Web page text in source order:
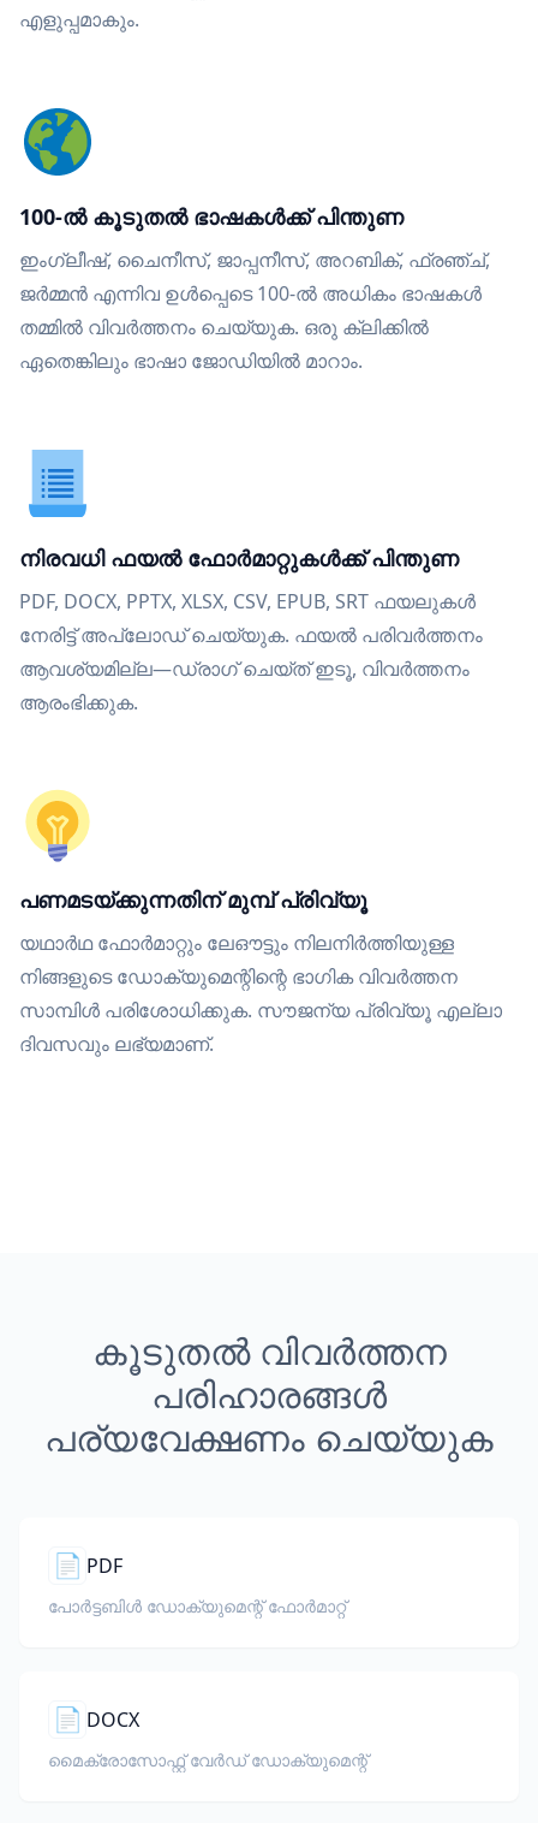
എളുപ്പമാകും.
100-ൽ കൂടുതൽ ഭാഷകൾക്ക് പിന്തുണ
ഇംഗ്ലീഷ്, ചൈനീസ്, ജാപ്പനീസ്, അറബിക്, ഫ്രഞ്ച്,
ജർമ്മൻ എന്നിവ ഉൾപ്പെടെ 100-ൽ അധികം ഭാഷകൾ
തമ്മിൽ വിവർത്തനം ചെയ്യുക. ഒരു ക്ലിക്കിൽ
ഏതെങ്കിലും ഭാഷാ ജോഡിയിൽ മാറാം.
നിരവധി ഫയൽ ഫോർമാറ്റുകൾക്ക് പിന്തുണ
PDF, DOCX, PPTX, XLSX, CSV, EPUB, SRT ഫയലുകൾ
നേരിട്ട് അപ്‌ലോഡ് ചെയ്യുക. ഫയൽ പരിവർത്തനം
ആവശ്യമില്ല—ഡ്രാഗ് ചെയ്ത് ഇടൂ, വിവർത്തനം
ആരംഭിക്കുക.
പണമടയ്ക്കുന്നതിന് മുമ്പ് പ്രിവ്യൂ
യഥാർഥ ഫോർമാറ്റും ലേഔട്ടും നിലനിർത്തിയുള്ള
നിങ്ങളുടെ ഡോക്യുമെന്റിന്റെ ഭാഗിക വിവർത്തന
സാമ്പിൾ പരിശോധിക്കുക. സൗജന്യ പ്രിവ്യൂ എല്ലാ
ദിവസവും ലഭ്യമാണ്.
കൂടുതൽ വിവർത്തന
പരിഹാരങ്ങൾ
പര്യവേക്ഷണം ചെയ്യുക
📄 PDF
പോർട്ടബിൾ ഡോക്യുമെന്റ് ഫോർമാറ്റ്
📄 DOCX
മൈക്രോസോഫ്റ്റ് വേർഡ് ഡോക്യുമെന്റ്